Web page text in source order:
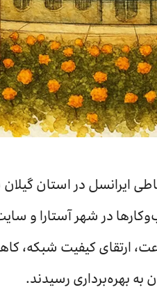
ایرانسل در استان
در شهر آستارا و
ارتقای کیفیت شبکه،
بهره‌برداری رسیدند.